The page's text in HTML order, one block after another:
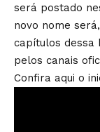
será postado
novo nome
capítulos dessa
pelos canais
Confira aqui o